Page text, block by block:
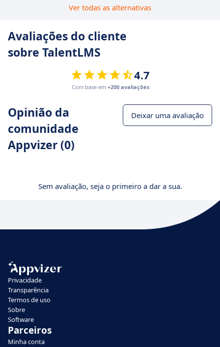
Ver todas as alternativas
Avaliações do cliente
sobre TalentLMS
4.7
Com base em +200 avaliações
Opinião da
comunidade
Appvizer (0)
Deixar uma avaliação
Sem avaliação, seja o primeiro a dar a sua.
Privacidade
Transparência
Termos de uso
Sobre
Software
Parceiros
Minha conta